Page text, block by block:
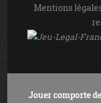
Mentions
Jouer comporte